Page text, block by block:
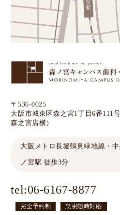
〒536-0025
大阪市城東区森之宮1丁目6番111
森之宮店横）
大阪メトロ長堀鶴見緑地線・
ノ宮駅 徒歩3分
tel:06-6167-8877
完全予約制 急患随時対応